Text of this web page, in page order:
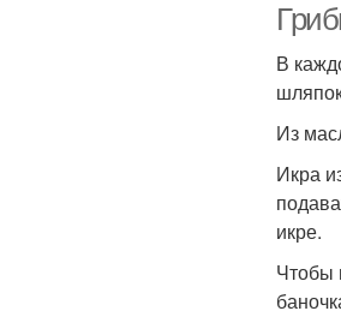
В
Из
Икра
икре.
Чтобы